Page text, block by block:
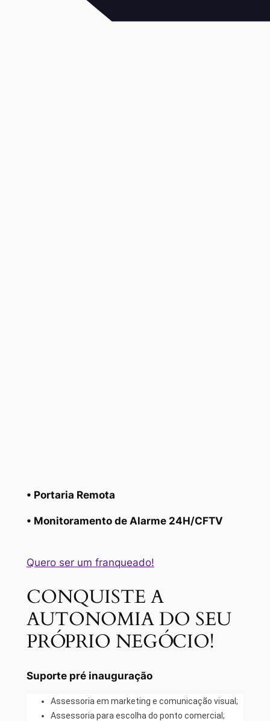
• Portaria Remota
• Monitoramento de Alarme 24H/CFTV
Quero ser um franqueado!
CONQUISTE A
AUTONOMIA DO SEU
PRÓPRIO NEGÓCIO!
Suporte pré inauguração
Assessoria em marketing e comunicação visual;
Assessoria para escolha do ponto comercial;